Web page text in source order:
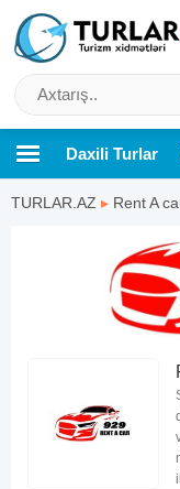
Daxili Turlar
TURLAR.AZ ▸ Rent A